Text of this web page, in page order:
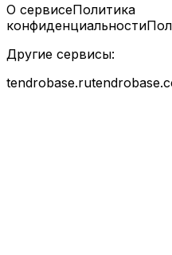
О сервисеПолитика
конфиденциальности
Другие сервисы:
tendrobase.ru